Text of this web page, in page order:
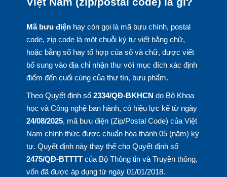
Mã bưu điệnhay còn gọi là mã bưu chính, postal
code, zip code là một chuỗi ký tự viết bằng chữ,
hoặc bằng số hay tổ hợp của số và chữ, được viết
bổ sung vào địa chỉ nhận thư với mục đích xác định
điểm đến cuối cùng của thư tín, bưu phẩm.
Theo Quyết định số 2334/QĐ-BKHCN do Bộ Khoa
học và Công nghệ ban hành, có hiệu lực kể từ ngày
24/08/2025, mã bưu điện (Zip/Postal Code) của Việt
Nam chính thức được chuẩn hóa thành 05 (năm) ký
tự. Quyết định này thay thế cho Quyết định số
2475/QĐ-BTTTTcủa Bộ Thông tin và Truyền thông,
vốn đã được áp dụng từ ngày 01/01/2018.